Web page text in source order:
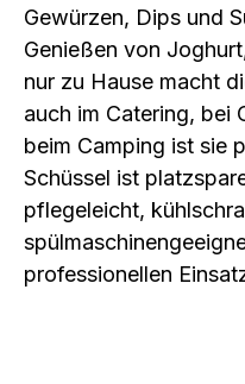
Gewürzen, Dips und
Genießen von
nur zu Hause macht
auch im Catering, bei
beim Camping ist sie
Schüssel ist
pflegeleicht,
professionellen